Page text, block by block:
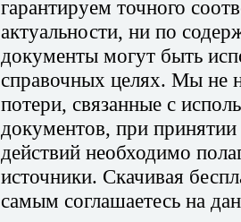
гарантируем точного
актуальности, ни по
документы могут быть
справочных целях. Мы не
потери, связанные с
документов, при
действий необходимо
источники. Скачивая
самым соглашаетесь на